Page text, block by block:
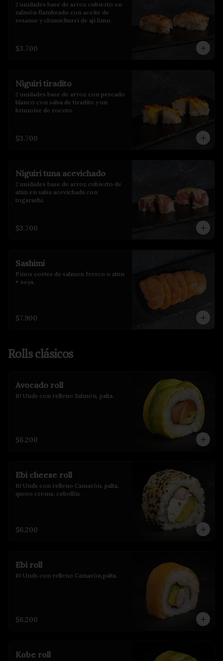
2 unidades base de arroz cubierto en
salmón flambeado con aceite de
sesamo y chimichurri de aji limo.
$3.700
Niguiri tiradito
2 unidades base de arroz con pescado
blanco con salsa de tiradito y un
brunoise de rocoto.
$3.700
Niguiri tuna acevichado
2 unidades base de arroz cubierto de
atún en salsa acevichada con
togarashi.
$3.700
Sashimi
Finos cortes de salmon fresco o atún
+ soya.
$7.900
Rolls clásicos
Avocado roll
10 Unds con relleno Salmón, palta.
$6.200
Ebi cheese roll
10 Unds con relleno Camarón, palta,
queso crema, cebollín.
$6.200
Ebi roll
10 Unds con relleno Camarón,palta.
$6.200
Kobe roll